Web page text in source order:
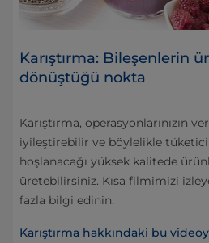
Karıştırma: Bileşenlerin
dönüştüğü nokta
Karıştırma, operasyonlarınızın
iyileştirebilir ve böylelikle
hoşlanacağı yüksek kalitede
üretebilirsiniz. Kısa filmimizi
fazla bilgi edinin.
Karıştırma hakkındaki bu